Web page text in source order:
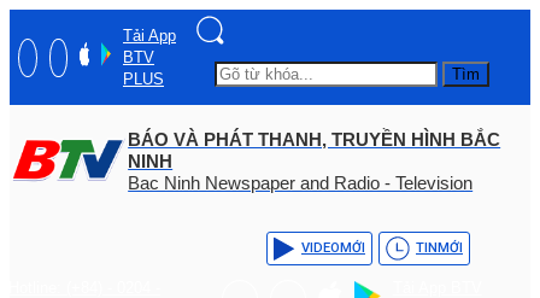
Tải App
BTV
PLUS
Tìm
BÁO VÀ PHÁT THANH, TRUYỀN HÌNH BẮC
NINH
Bac Ninh Newspaper and Radio - Television
VIDEOMỚI TINMỚI